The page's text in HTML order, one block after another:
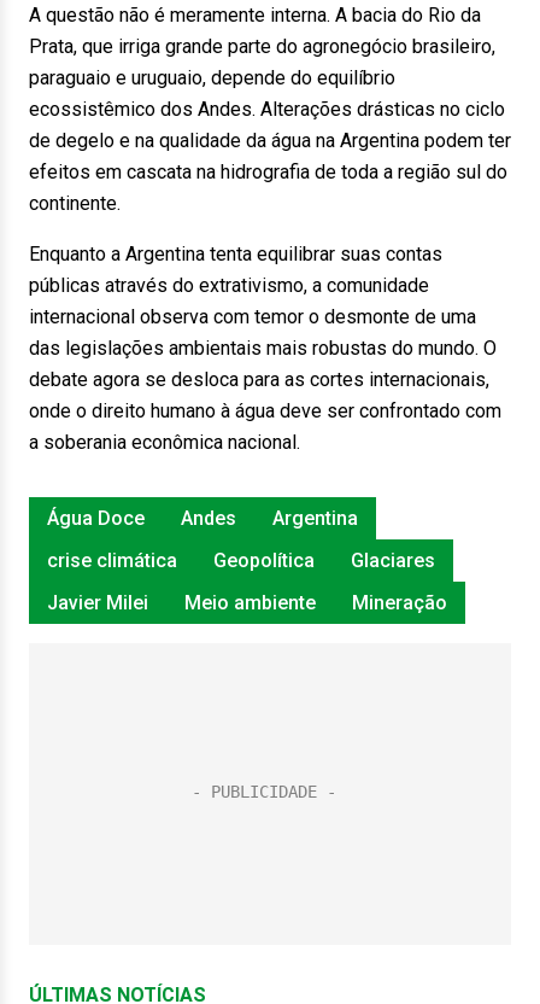
A questão não é meramente interna. A bacia do Rio da
Prata, que irriga grande parte do agronegócio brasileiro,
paraguaio e uruguaio, depende do equilíbrio
ecossistêmico dos Andes. Alterações drásticas no ciclo
de degelo e na qualidade da água na Argentina podem ter
efeitos em cascata na hidrografia de toda a região sul do
continente.
Enquanto a Argentina tenta equilibrar suas contas
públicas através do extrativismo, a comunidade
internacional observa com temor o desmonte de uma
das legislações ambientais mais robustas do mundo. O
debate agora se desloca para as cortes internacionais,
onde o direito humano à água deve ser confrontado com
a soberania econômica nacional.
Água Doce Andes
Argentina
crise climática
Geopolítica
Glaciares
Javier Milei
Meio ambiente Mineração